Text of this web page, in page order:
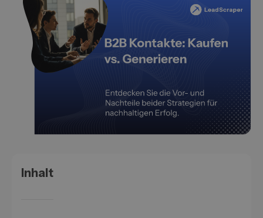
Inhalt